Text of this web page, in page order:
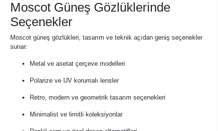
Moscot Güneş Gözlüklerinde
Seçenekler
Moscot güneş gözlükleri, tasarım ve teknik açıdan geniş seçenekler
sunar:
Metal ve asetat çerçeve modelleri
Polarize ve UV korumalı lensler
Retro, modern ve geometrik tasarım seçenekleri
Minimalist ve limitli koleksiyonlar